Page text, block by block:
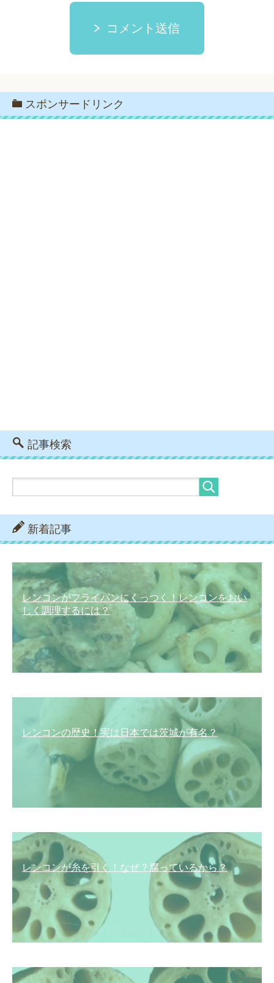
コメント送信
スポンサードリンク
記事検索
新着記事
レンコンがフライパンにくっつく！レンコンをおい
しく調理するには？
レンコンの歴史！実は日本では茨城が有名？
レンコンが糸を引く！なぜ？腐っているから？